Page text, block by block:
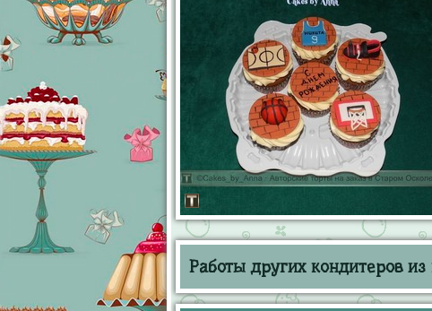
Работы других кондитеров из